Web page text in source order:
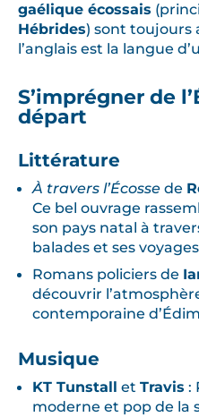
gaélique écossais
Hébrides) sont toujours
l’anglais est la langue
S’imprégner de
départ
Littérature
À travers l’Écosse de
Ce bel ouvrage
son pays natal à
balades et ses
Romans policiers de
découvrir
contemporaine
Musique
KT Tunstall etTravis :
moderne et pop de la